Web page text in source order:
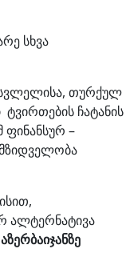
სხვა
თურქულ
ჩატანის
ფინანსურ –
ალტერნატივა